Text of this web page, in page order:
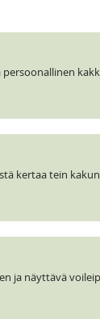
persoonallinen
kertaa tein
ja näyttävä